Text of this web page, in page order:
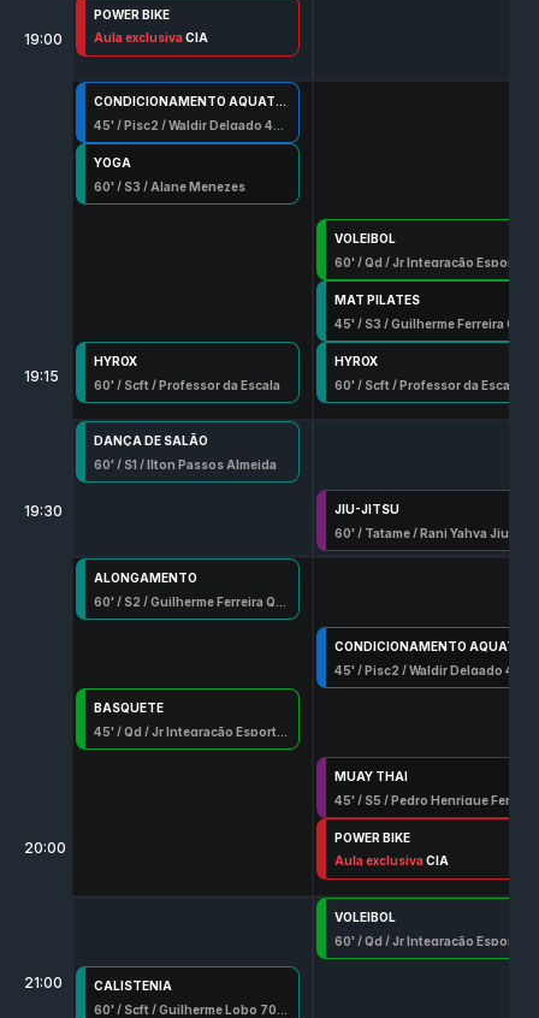
19:00
19:15
19:30
20:00
21:00
POWER BIKE
50' /Spn/Jessika Torres Lima
Aula exclusivaCIA
CONDICIONAMENTO AQUATICO
45' /Pisc2 /Waldir Delgado 457 G/Df
YOGA
60' / S3 / Alane Menezes
HYROX
60' / Scft /Professor da Escala
DANÇA DE SALÃO
60' / S1 /Ilton Passos Almeida
ALONGAMENTO
60' / S2 /Guilherme Ferreira Quermes
BASQUETE
45' /Qd /Jr Integração Esportiva
CALISTENIA
60' / Scft/Guilherme Lobo 7052-G/Df
VOLEIBOL
60' /Qd /Jr Integração Esportiva
MAT PILATES
45' / S3 /Guilherme Ferreira Quermes
HYROX
60' / Scft /Professor da Escala
JIU-JITSU
60' / Tatame/Rani Yahya Jiu
45' /Pisc2 /Waldir Delgado 457 G/Df
MUAY THAI
45' / S5 /Pedro Henrique Ferreira
POWER BIKE
50' /Spn/Pedro Henrique Ferreira
Aula exclusivaCIA
VOLEIBOL
60' /Qd /Jr Integração Esportiva